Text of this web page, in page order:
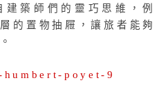
築師們的靈巧思維，例
的置物抽屜，讓旅者能夠